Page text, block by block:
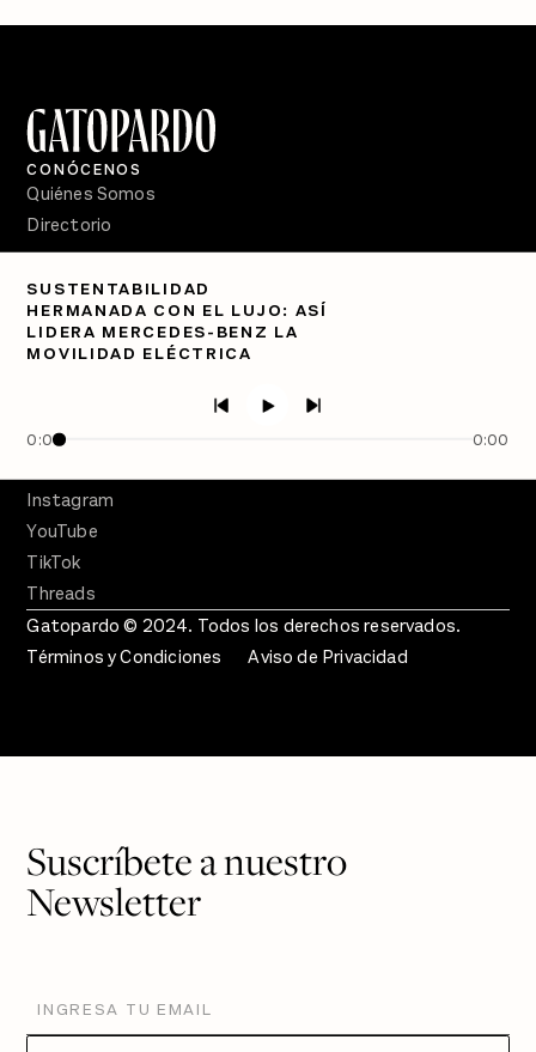
SUSTENTABILIDAD
HERMANADA CON EL LUJO: ASÍ
LIDERA MERCEDES-BENZ LA
MOVILIDAD ELÉCTRICA
0:00 0:00
CONÓCENOS
Quiénes Somos
Directorio
Semanario Gatopardo
En Qué Momento
Crecer en Distopía
Facebook
Instagram
YouTube
TikTok
Threads
Gatopardo © 2024. Todos los derechos reservados.
Términos y Condiciones
Aviso de Privacidad
Suscríbete a nuestro
Newsletter